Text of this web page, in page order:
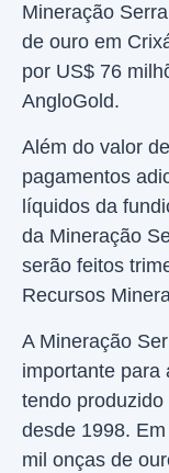
Mineração
de ouro em
por US$ 76
AngloGold.
Além do valor
pagamentos
líquidos da
da Mineração
serão feitos
Recursos
A Mineração
importante para
tendo
desde 1998.
mil onças de